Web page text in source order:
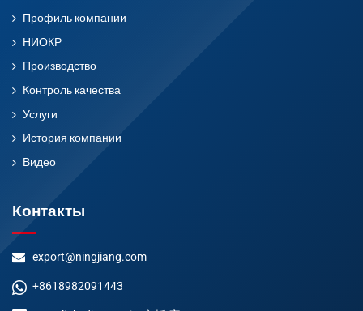
Профиль компании
НИОКР
Производство
Контроль качества
Услуги
История компании
Видео
Контакты
export@ningjiang.com
+8618982091443